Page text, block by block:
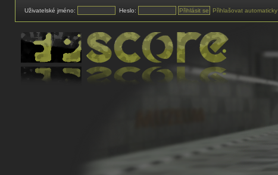
Uživatelské jméno: Heslo: Přihlašovat automaticky